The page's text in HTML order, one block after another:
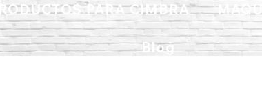
PARA CIMBRA
Blog